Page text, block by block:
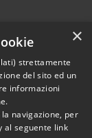
• Comune di
• Powered by
•Accesso
×
strettamente
del sito ed un
informazioni
navigazione, per
al seguente link